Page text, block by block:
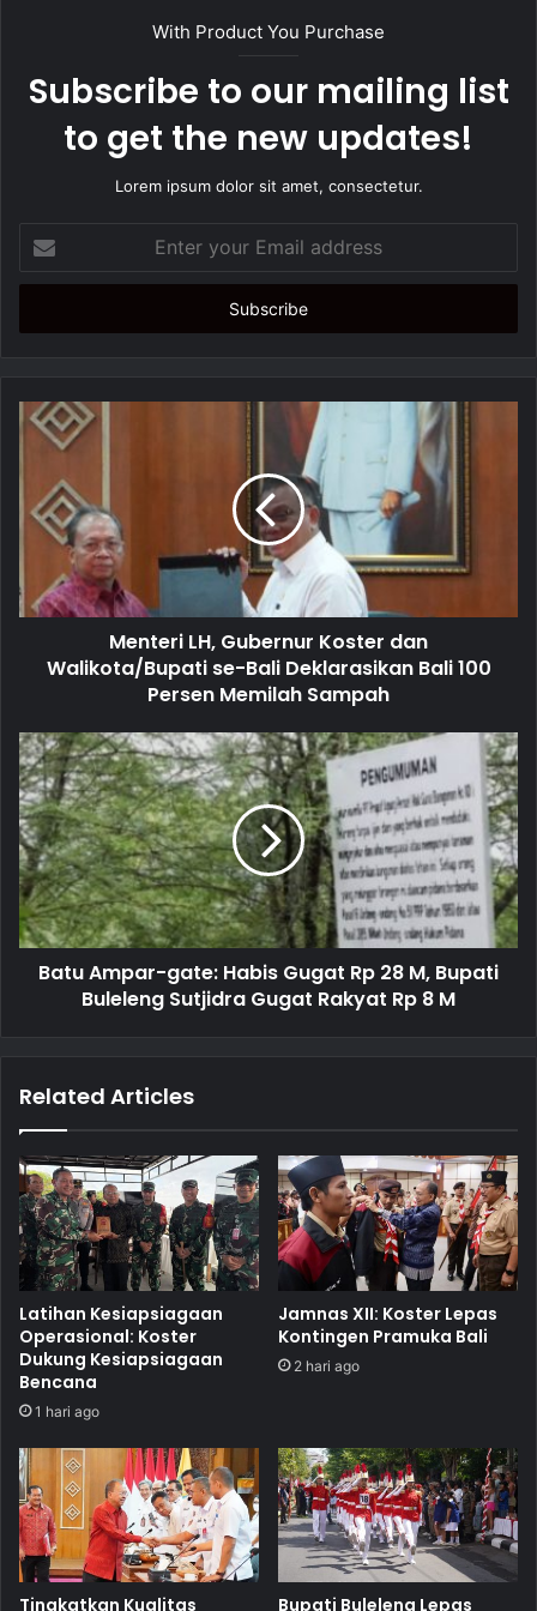
e
With Product You Purchase
Subscribe to our mailing list
to get the new updates!
Lorem ipsum dolor sit amet, consectetur.
t
r
a
d
s
Menteri LH, Gubernur Koster dan
Walikota/Bupati se-Bali Deklarasikan Bali 100
Persen Memilah Sampah
Batu Ampar-gate: Habis Gugat Rp 28 M, Bupati
Buleleng Sutjidra Gugat Rakyat Rp 8 M
Related Articles
Latihan Kesiapsiagaan
Operasional: Koster
Dukung Kesiapsiagaan
Bencana
1 hari ago
Jamnas XII: Koster Lepas
Kontingen Pramuka Bali
2 hari ago
Tingkatkan Kualitas Bupati Buleleng Lepas